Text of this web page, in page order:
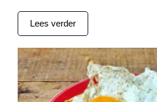
Lees verder